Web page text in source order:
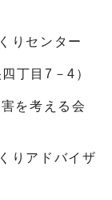
りセンター
7－4）
害を考える会
りアドバイザ